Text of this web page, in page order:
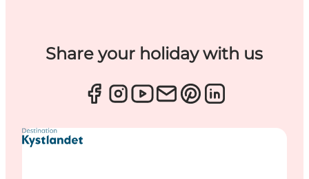
Share your holiday with us